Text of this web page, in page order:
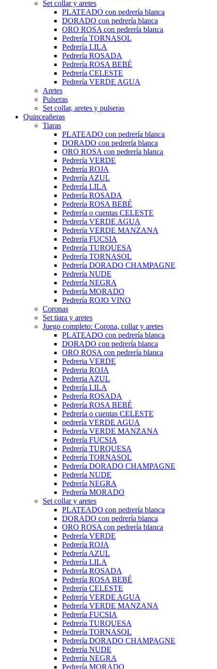
Set collar y aretes
PLATEADO con pedrería blanca
DORADO con pedrería blanca
ORO ROSA con pedrería blanca
Pedrería TORNASOL
Pedrería LILA
Pedrería ROSADA
Pedrería ROSA BEBÉ
Pedrería CELESTE
Pedrería VERDE AGUA
Aretes
Pulseras
Set collar, aretes y pulseras
Quinceañeras
Tiaras
PLATEADO con pedrería blanca
DORADO con pedrería blanca
ORO ROSA con pedrería blanca
Pedrería VERDE
Pedrería ROJA
Pedrería AZUL
Pedrería LILA
Pedrería ROSADA
Pedrería ROSA BEBÉ
Pedrería o cuentas CELESTE
Pedrería VERDE AGUA
Pedrería VERDE MANZANA
Pedrería FUCSIA
Pedrería TURQUESA
Pedrería TORNASOL
Pedrería DORADO CHAMPAGNE
Pedrería NUDE
Pedrería NEGRA
Pedrería MORADO
Pedrería ROJO VINO
Coronas
Set tiara y aretes
Juego completo: Corona, collar y aretes
PLATEADO con pedrería blanca
DORADO con pedrería blanca
ORO ROSA con pedrería blanca
Pedreria VERDE
Pedreria ROJA
Pedreria AZUL
Pedrería LILA
Pedrería ROSADA
Pedrería ROSA BEBÉ
Pedrería o cuentas CELESTE
pedrería VERDE AGUA
Pedrería VERDE MANZANA
Pedrería FUCSIA
Pedrería TURQUESA
Pedrería TORNASOL
Pedrería DORADO CHAMPAGNE
Pedrería NUDE
Pedrería NEGRA
Pedrería MORADO
Set collar y aretes
PLATEADO con pedrería blanca
DORADO con pedrería blanca
ORO ROSA con pedrería blanca
Pedrería VERDE
Pedrería ROJA
Pedrería AZUL
Pedrería LILA
Pedrería ROSADA
Pedrería ROSA BEBÉ
Pedrería CELESTE
Pedrería VERDE AGUA
Pedrería VERDE MANZANA
Pedrería FUCSIA
Pedrería TURQUESA
Pedrería TORNASOL
Pedrería DORADO CHAMPAGNE
Pedrería NUDE
Pedrería NEGRA
Pedrería MORADO